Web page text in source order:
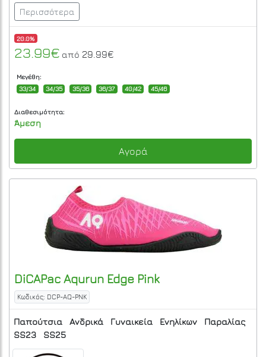
Περισσότερα
20.0%
23.99€ από 29.99€
Μεγέθη:
33/34
34/35 35/36 36/37 40/42 45/46
Διαθεσιμότητα:
Άμεση
Αγορά
DiCAPac Aqurun Edge Pink
Κωδικός: DCP-AQ-PNK
Παπούτσια Ανδρικά Γυναικεία Ενηλίκων
Παραλίας
SS23
SS25